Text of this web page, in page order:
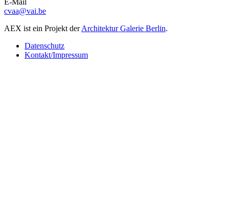
E-Mail
cvaa@vai.be
AEX ist ein Projekt derArchitektur Galerie Berlin.
Datenschutz
Kontakt/Impressum